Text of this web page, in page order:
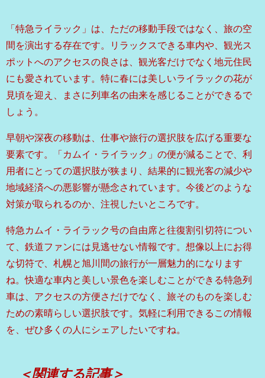
「特急ライラック」は、ただの移動手段ではなく、旅の空
間を演出する存在です。リラックスできる車内や、観光ス
ポットへのアクセスの良さは、観光客だけでなく地元住民
にも愛されています。特に春には美しいライラックの花が
見頃を迎え、まさに列車名の由来を感じることができるで
しょう。
早朝や深夜の移動は、仕事や旅行の選択肢を広げる重要な
要素です。「カムイ・ライラック」の便が減ることで、利
用者にとっての選択肢が狭まり、結果的に観光客の減少や
地域経済への悪影響が懸念されています。今後どのような
対策が取られるのか、注視したいところです。
特急カムイ・ライラック号の自由席と往復割引切符につい
て、鉄道ファンには見逃せない情報です。想像以上にお得
な切符で、札幌と旭川間の旅行が一層魅力的になります
ね。快適な車内と美しい景色を楽しむことができる特急列
車は、アクセスの方便さだけでなく、旅そのものを楽しむ
ための素晴らしい選択肢です。気軽に利用できるこの情報
を、ぜひ多くの人にシェアしたいですね。
＜関連する記事＞